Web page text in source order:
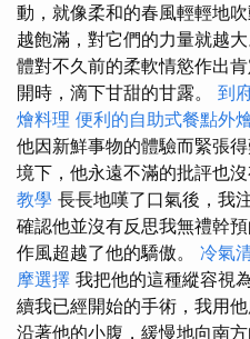
動，就像柔和的春風輕輕地
越飽滿，對它們的力量就越大
體對不久前的柔軟情慾作出
開時，滴下甘甜的甘露。 到
燴料理 便利的自助式餐點外
他因新鮮事物的體驗而緊張
境下，他永遠不滿的批評也沒
教學 長長地嘆了口氣後，我
確認他並沒有反思我無禮幹
作風超越了他的驕傲。 冷氣
摩選擇 我把他的這種縱容視
續我已經開始的手術，我用
沿著他的小腹，緩慢地向南